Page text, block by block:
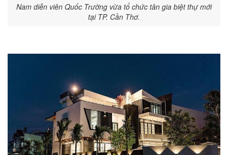
Nam diễn viên Quốc Trường vừa tổ chức tân gia biệt thự mới
tại TP. Cần Thơ.